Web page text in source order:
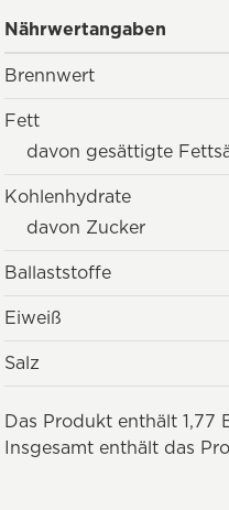
Nährwertangaben
Brennwert
Fett
davon gesättigte
Kohlenhydrate
davon Zucker
Ballaststoffe
Eiweiß
Salz
Das Produkt enthält 1,77
Insgesamt enthält das